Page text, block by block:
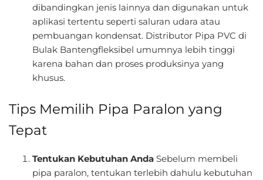
dibandingkan jenis lainnya dan digunakan untuk
aplikasi tertentu seperti saluran udara atau
pembuangan kondensat. Distributor Pipa PVC di
Bulak Bantengfleksibel umumnya lebih tinggi
karena bahan dan proses produksinya yang
khusus.
Tips Memilih Pipa Paralon yang
Tepat
Tentukan Kebutuhan Anda Sebelum membeli
pipa paralon, tentukan terlebih dahulu kebutuhan